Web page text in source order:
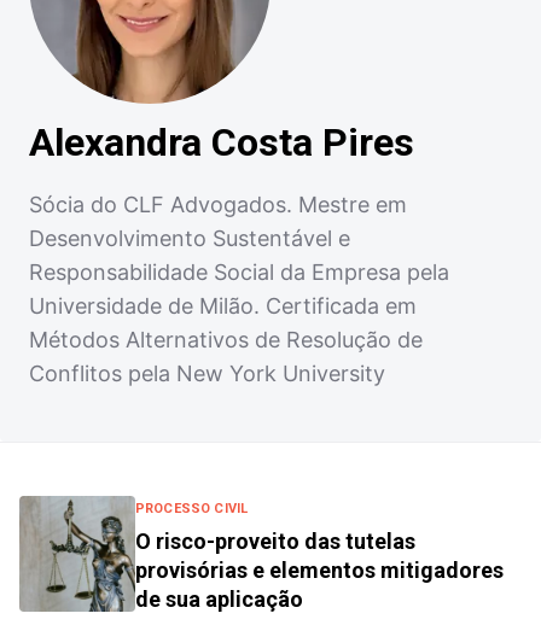
Alexandra Costa Pires
Sócia do CLF Advogados. Mestre em
Desenvolvimento Sustentável e
Responsabilidade Social da Empresa pela
Universidade de Milão. Certificada em
Métodos Alternativos de Resolução de
Conflitos pela New York University
PROCESSO CIVIL
O risco-proveito das tutelas
provisórias e elementos mitigadores
de sua aplicação